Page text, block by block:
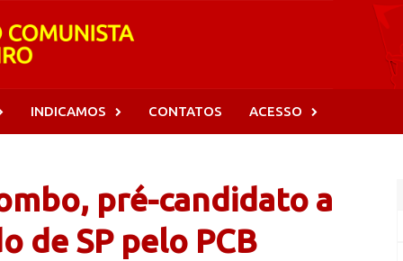
INDICAMOS CONTATOS ACESSO
pré-candidato a
de SP pelo PCB